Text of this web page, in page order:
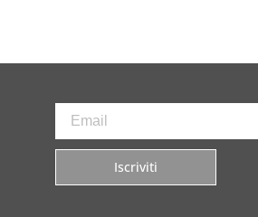
Iscriviti